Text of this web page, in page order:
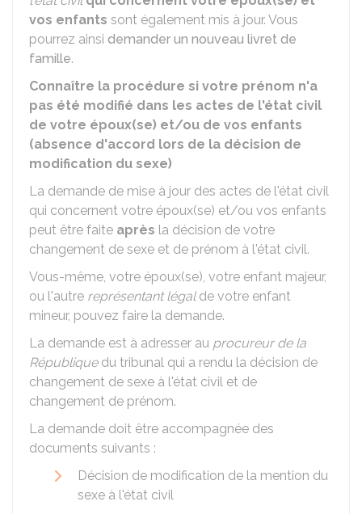
vos enfants sont également mis à jour. Vous
pourrez ainsi demander un nouveau livret de
famille.
Connaître la procédure si votre prénom n'a
pas été modifié dans les actes de l'état civil
de votre époux(se) et/ou de vos enfants
(absence d'accord lors de la décision de
modification du sexe)
La demande de mise à jour des actes de l'état civil
qui concernent votre époux(se) et/ou vos enfants
peut être faite après la décision de votre
changement de sexe et de prénom à l'état civil.
Vous-même, votre époux(se), votre enfant majeur,
ou l'autre représentant légalde votre enfant
mineur, pouvez faire la demande.
La demande est à adresser au procureur de la
Républiquedu tribunal qui a rendu la décision de
changement de sexe à l'état civil et de
changement de prénom.
La demande doit être accompagnée des
documents suivants :
Décision de modification de la mention du
sexe à l'état civil